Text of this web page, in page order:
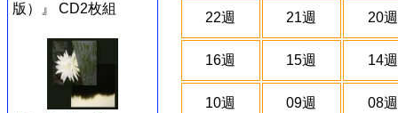
版）』 CD2枚組
22週 21週 20週
16週 15週 14週
10週 09週 08週